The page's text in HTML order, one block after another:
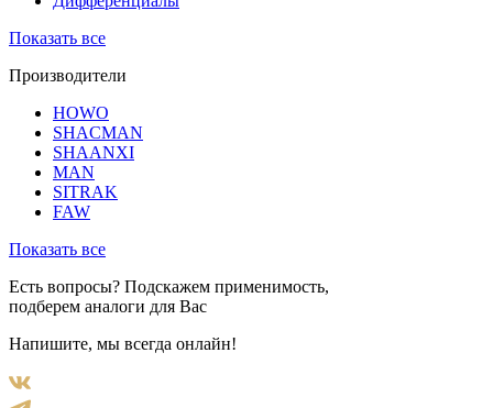
Показать все
Производители
HOWO
SHACMAN
SHAANXI
MAN
SITRAK
FAW
Показать все
Есть вопросы? Подскажем применимость,
подберем аналоги для Вас
Напишите, мы всегда онлайн!